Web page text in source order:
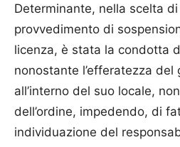
Determinante, nella scelta
provvedimento di
licenza, è stata la condotta
nonostante l’efferatezza del
all’interno del suo locale,
dell’ordine, impedendo, di
individuazione del